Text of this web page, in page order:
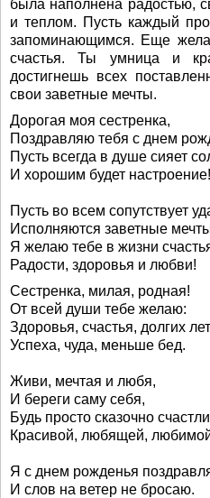
была наполнена радостью,
и теплом. Пусть каждый
запоминающимся. Еще
счастья. Ты умница и
достигнешь всех
свои заветные мечты.
Дорогая моя сестренка,
Поздравляю тебя с днем
Пусть всегда в душе сияет
И хорошим будет настроение!
Пусть во всем сопутствует
Исполняются заветные
Я желаю тебе в жизни
Радости, здоровья и любви!
Сестренка, милая, родная!
От всей души тебе желаю:
Здоровья, счастья, долгих
Успеха, чуда, меньше бед.
Живи, мечтая и любя,
И береги саму себя,
Будь просто сказочно
Красивой, любящей,
Я с днем рожденья
И слов на ветер не бросаю.